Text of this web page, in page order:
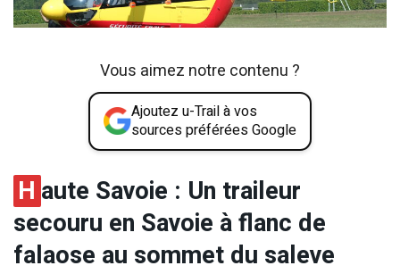
Vous aimez notre contenu ?
Ajoutez u-Trail à vos
sources préférées Google
H aute Savoie : Un traileur
secouru en Savoie à flanc de
falaose au sommet du saleve